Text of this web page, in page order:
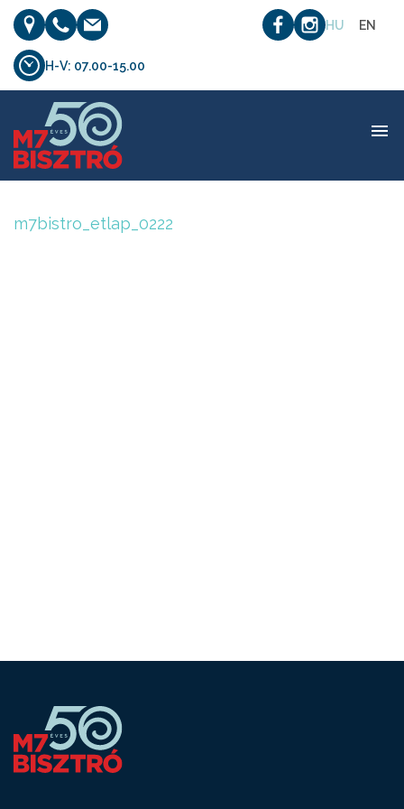
HU EN
H-V: 07.00-15.00
m7bistro_etlap_0222
m7bistro_etlap_0222